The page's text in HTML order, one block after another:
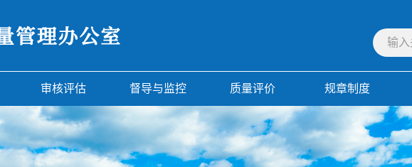
审核评估 督导与监控 质量评价 规章制度